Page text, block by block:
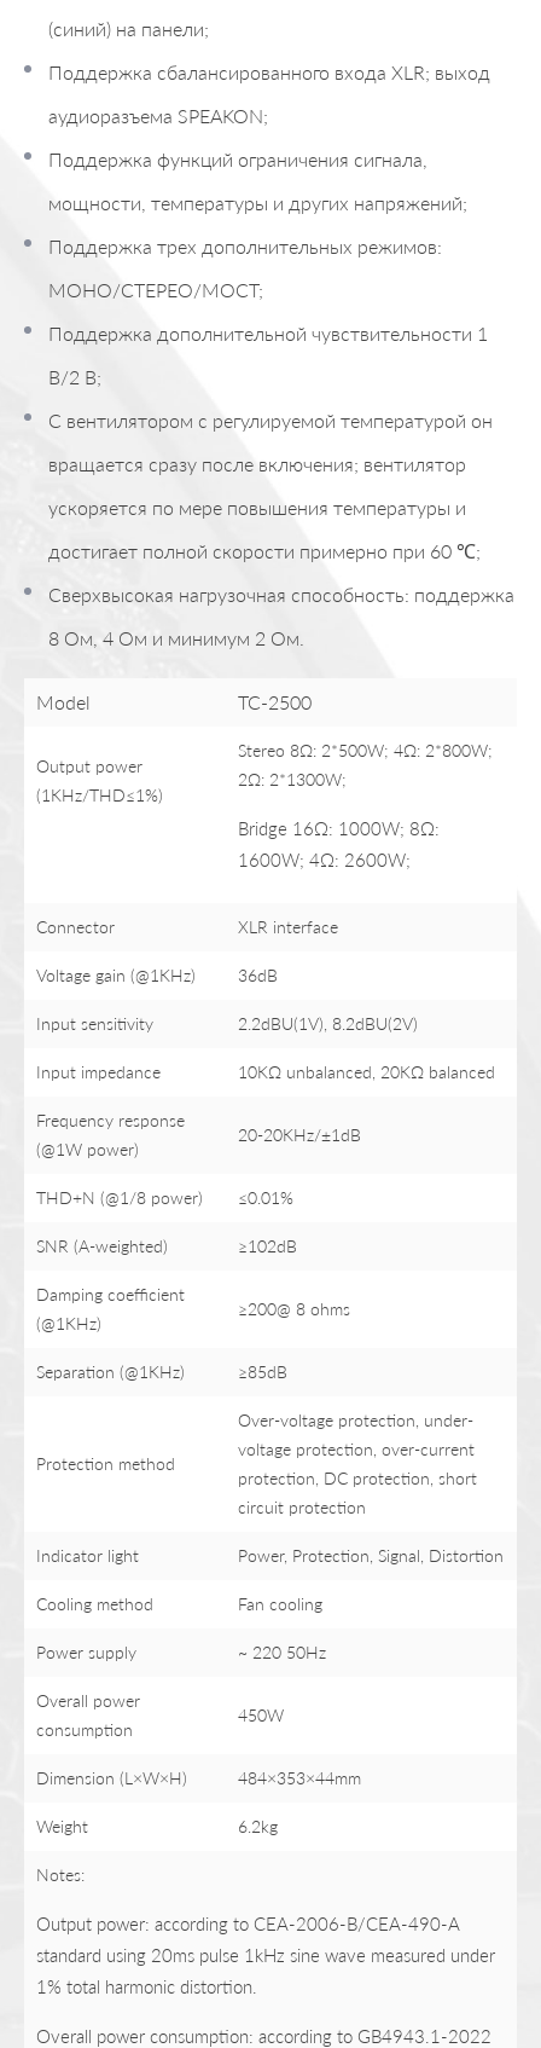
(синий) на панели;
Поддержка сбалансированного входа XLR; выход
аудиоразъема SPEAKON;
Поддержка функций ограничения сигнала,
мощности, температуры и других напряжений;
Поддержка трех дополнительных режимов:
МОНО/СТЕРЕО/МОСТ;
Поддержка дополнительной чувствительности 1
В/2 В;
С вентилятором с регулируемой температурой он
вращается сразу после включения; вентилятор
ускоряется по мере повышения температуры и
достигает полной скорости примерно при 60 ℃;
Сверхвысокая нагрузочная способность: поддержка
8 Ом, 4 Ом и минимум 2 Ом.
Model TC-2500
Output power
(1KHz/THD≤1%)
Stereo 8Ω: 2*500W; 4Ω: 2*800W;
2Ω: 2*1300W;
Bridge 16Ω: 1000W; 8Ω:
1600W; 4Ω: 2600W;
Connector XLR interface
Voltage gain (@1KHz) 36dB
Input sensitivity 2.2dBU(1V), 8.2dBU(2V)
Input impedance 10KΩ unbalanced, 20KΩ balanced
Frequency response
(@1W power)
20-20KHz/±1dB
THD+N (@1/8 power) ≤0.01%
SNR (A-weighted) ≥102dB
Damping coefficient
(@1KHz)
≥200@ 8 ohms
Separation (@1KHz) ≥85dB
Protection method
Over-voltage protection, under-
voltage protection, over-current
protection, DC protection, short
circuit protection
Indicator light Power, Protection, Signal, Distortion
Cooling method Fan cooling
Power supply ~ 220 50Hz
Overall power
consumption
450W
Dimension (L×W×H) 484×353×44mm
Weight 6.2kg
Notes:
Output power: according to CEA-2006-B/CEA-490-A
standard using 20ms pulse 1kHz sine wave measured under
1% total harmonic distortion.
Overall power consumption: according to GB4943.1-2022